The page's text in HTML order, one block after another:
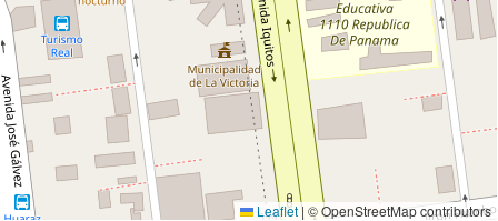
Leaflet| © OpenStreetMap contributors